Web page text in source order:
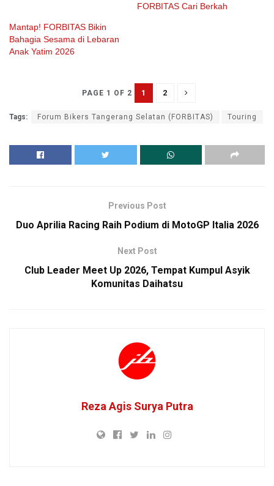
FORBITAS Cari Berkah
Mantap! FORBITAS Bikin
Bahagia Sesama di Lebaran
Anak Yatim 2026
PAGE 1 OF 2 1 2
Tags: Forum Bikers Tangerang Selatan (FORBITAS) Touring
Previous Post
Duo Aprilia Racing Raih Podium di MotoGP Italia 2026
Next Post
Club Leader Meet Up 2026, Tempat Kumpul Asyik
Komunitas Daihatsu
Reza Agis Surya Putra